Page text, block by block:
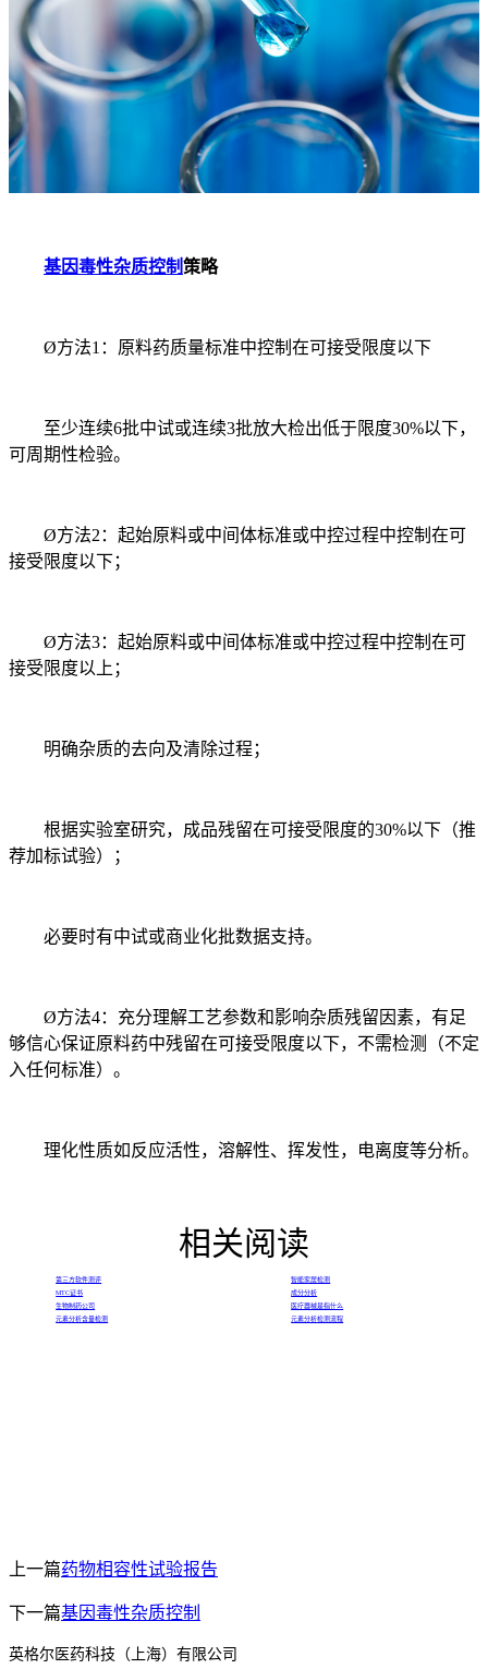
基因毒性杂质控制策略
Ø方法1：原料药质量标准中控制在可接受限度以下
至少连续6批中试或连续3批放大检出低于限度30%以下，
可周期性检验。
Ø方法2：起始原料或中间体标准或中控过程中控制在可
接受限度以下；
Ø方法3：起始原料或中间体标准或中控过程中控制在可
接受限度以上；
明确杂质的去向及清除过程；
根据实验室研究，成品残留在可接受限度的30%以下（推
荐加标试验）；
必要时有中试或商业化批数据支持。
Ø方法4：充分理解工艺参数和影响杂质残留因素，有足
够信心保证原料药中残留在可接受限度以下，不需检测（不定
入任何标准）。
理化性质如反应活性，溶解性、挥发性，电离度等分析。
相关阅读
第三方软件测评
智能家居检测
MTC证书
成分分析
生物制药公司
医疗器械是指什么
元素分析含量检测
元素分析检测流程
上一篇药物相容性试验报告
下一篇基因毒性杂质控制
英格尔医药科技（上海）有限公司